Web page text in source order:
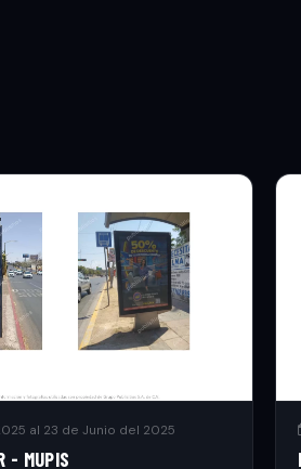
al 23 de Junio del 2025
- MUPIS